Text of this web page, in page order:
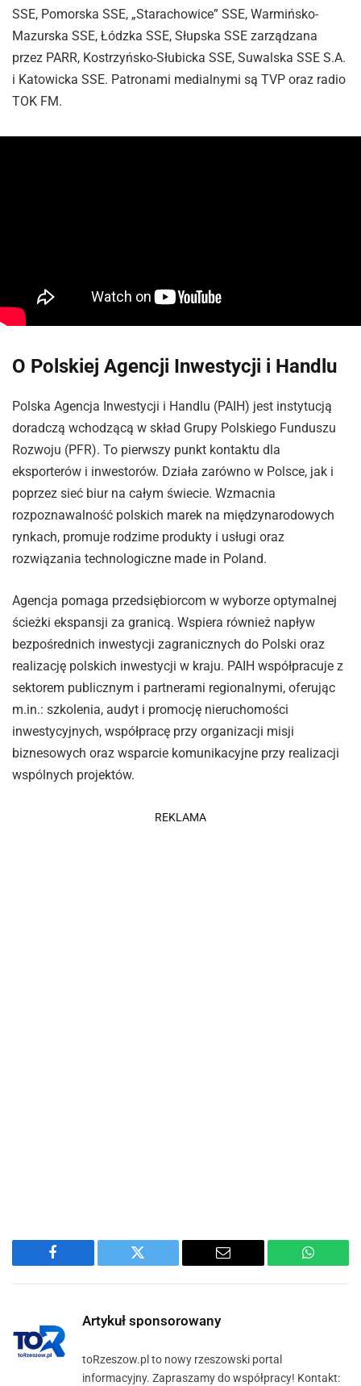
SSE, Pomorska SSE, „Starachowice” SSE, Warmińsko-
Mazurska SSE, Łódzka SSE, Słupska SSE zarządzana
przez PARR, Kostrzyńsko-Słubicka SSE, Suwalska SSE S.A.
i Katowicka SSE. Patronami medialnymi są TVP oraz radio
TOK FM.
O Polskiej Agencji Inwestycji i Handlu
Polska Agencja Inwestycji i Handlu (PAIH) jest instytucją
doradczą wchodzącą w skład Grupy Polskiego Funduszu
Rozwoju (PFR). To pierwszy punkt kontaktu dla
eksporterów i inwestorów. Działa zarówno w Polsce, jak i
poprzez sieć biur na całym świecie. Wzmacnia
rozpoznawalność polskich marek na międzynarodowych
rynkach, promuje rodzime produkty i usługi oraz
rozwiązania technologiczne made in Poland.
Agencja pomaga przedsiębiorcom w wyborze optymalnej
ścieżki ekspansji za granicą. Wspiera również napływ
bezpośrednich inwestycji zagranicznych do Polski oraz
realizację polskich inwestycji w kraju. PAIH współpracuje z
sektorem publicznym i partnerami regionalnymi, oferując
m.in.: szkolenia, audyt i promocję nieruchomości
inwestycyjnych, współpracę przy organizacji misji
biznesowych oraz wsparcie komunikacyjne przy realizacji
wspólnych projektów.
REKLAMA
Facebook Twitter Email
Artykuł sponsorowany
toRzeszow.pl to nowy rzeszowski portal
informacyjny. Zapraszamy do współpracy! Kontakt: